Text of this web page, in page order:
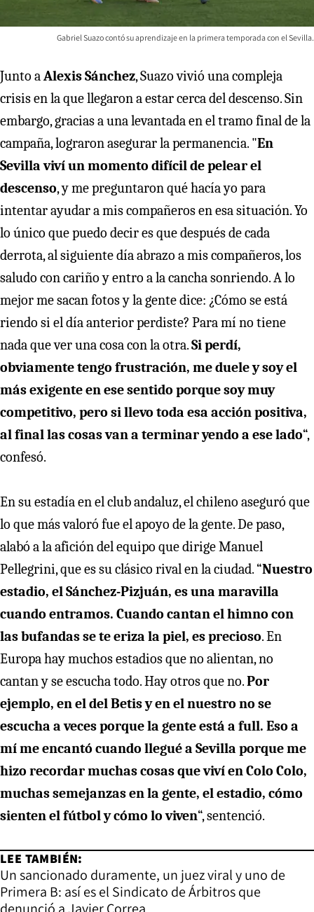
Gabriel Suazo contó su aprendizaje en la primera temporada con el Sevilla.
Junto a Alexis Sánchez, Suazo vivió una compleja
crisis en la que llegaron a estar cerca del descenso. Sin
embargo, gracias a una levantada en el tramo final de la
campaña, lograron asegurar la permanencia. "En
Sevilla viví un momento difícil de pelear el
descenso, y me preguntaron qué hacía yo para
intentar ayudar a mis compañeros en esa situación. Yo
lo único que puedo decir es que después de cada
derrota, al siguiente día abrazo a mis compañeros, los
saludo con cariño y entro a la cancha sonriendo. A lo
mejor me sacan fotos y la gente dice: ¿Cómo se está
riendo si el día anterior perdiste? Para mí no tiene
nada que ver una cosa con la otra.Si perdí,
obviamente tengo frustración, me duele y soy el
más exigente en ese sentido porque soy muy
competitivo, pero si llevo toda esa acción positiva,
al final las cosas van a terminar yendo a ese lado“,
confesó.
En su estadía en el club andaluz, el chileno aseguró que
lo que más valoró fue el apoyo de la gente. De paso,
alabó a la afición del equipo que dirige Manuel
Pellegrini, que es su clásico rival en la ciudad. “Nuestro
estadio, el Sánchez-Pizjuán, es una maravilla
cuando entramos. Cuando cantan el himno con
las bufandas se te eriza la piel, es precioso. En
Europa hay muchos estadios que no alientan, no
cantan y se escucha todo. Hay otros que no.Por
ejemplo, en el del Betis y en el nuestro no se
escucha a veces porque la gente está a full. Eso a
mí me encantó cuando llegué a Sevilla porque me
hizo recordar muchas cosas que viví en Colo Colo,
muchas semejanzas en la gente, el estadio, cómo
sienten el fútbol y cómo lo viven“, sentenció.
LEE TAMBIÉN:
Un sancionado duramente, un juez viral y uno de
Primera B: así es el Sindicato de Árbitros que
denunció a Javier Correa